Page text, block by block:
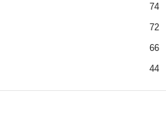
74
72
66
44